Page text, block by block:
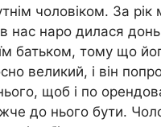
чоловіком. За рік
нас наро дилася
батьком, тому що
великий, і він
щоб і по
до нього бути.